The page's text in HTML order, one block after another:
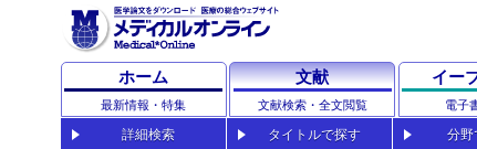
ホーム
最新情報・特集
文献
文献検索・全文閲覧
イー
電子
詳細検索 タイトルで探す 分野